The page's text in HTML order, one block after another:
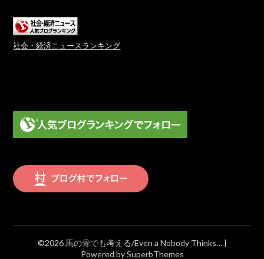
社会・経済ニュースランキング
©2026 馬の骨でも考える/Even a Nobody Thinks… |
Powered bySuperbThemes